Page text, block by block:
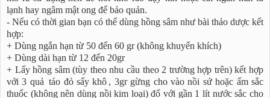
lạnh hay ngâm mật ong để bảo quản.
- Nếu có thời gian bạn có thể dùng hồng sâm như bài thảo dược kết
hợp:
+ Dùng ngắn hạn từ 50 đến 60 gr (không khuyến khích)
+ Dùng dài hạn từ 12 đến 20gr
+ Lấy hồng sâm (tùy theo nhu cầu theo 2 trường hợp trên) kết hợp
với 3 quả táo đỏ sấy khô , 3gr gừng cho vào nồi sứ hoặc ấm sắc
thuốc (không nên dùng nồi kim loại) đổ với gần 1 lít nước sắc cho